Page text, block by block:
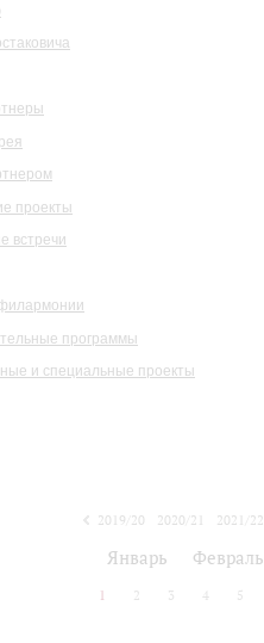
проекты
встречи
программы
и специальные проекты
2019/20 2020/21 2021/22
Январь Февраль
1 2 3 4 5